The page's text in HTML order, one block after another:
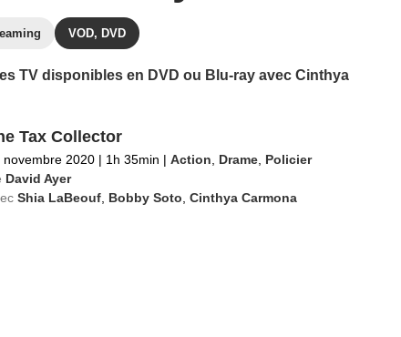
VOD, DVD
TV disponibles en DVD ou Blu-ray avec Cinthya
Tax Collector
novembre 2020 | 1h 35min | Action Drame, Policier
David Ayer
Shia LaBeouf, Bobby Soto Cinthya Carmona